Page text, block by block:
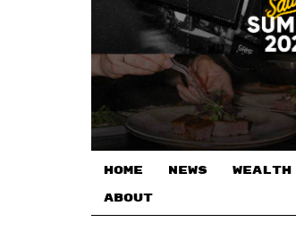
HOME NEWS WEALTH
ABOUT